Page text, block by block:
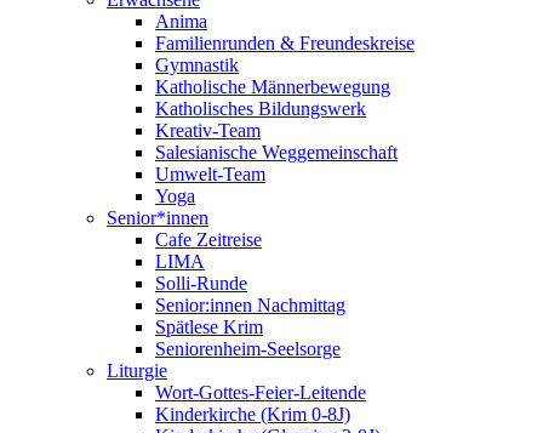
Anima
Familienrunden & Freundeskreise
Gymnastik
Katholische Männerbewegung
Katholisches Bildungswerk
Kreativ-Team
Salesianische Weggemeinschaft
Umwelt-Team
Yoga
Senior*innen
Cafe Zeitreise
LIMA
Solli-Runde
Senior:innen Nachmittag
Spätlese Krim
Seniorenheim-Seelsorge
Liturgie
Wort-Gottes-Feier-Leitende
Kinderkirche (Krim 0-8J)